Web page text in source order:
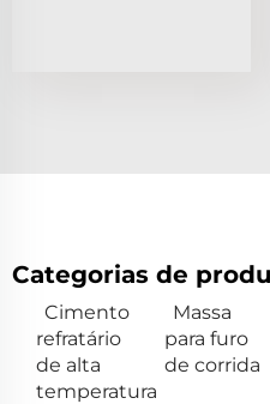
Categorias de
Cimento
refratário
de alta
temperatura
Massa
para furo
de corrida